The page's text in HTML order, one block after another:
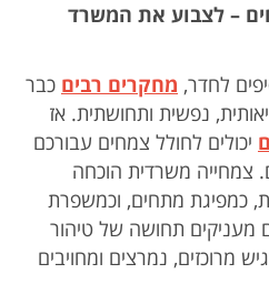
– לצבוע את המשרד
לחדר, מחקרים רבים כבר
נפשית ותחושתית. אז
יכולים לחולל צמחים עבורכם
צמחייה משרדית הוכחה
כמפיגת מתחים, וכמשפרת
מעניקים תחושה של טיהור
מרוכזים, נמרצים ומחויבים